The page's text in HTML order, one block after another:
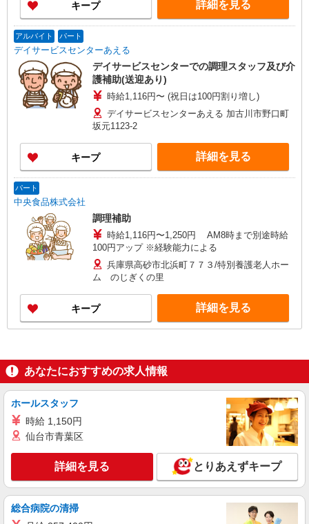
キープ 詳細を見る
アルバイト パート
デイサービスセンターあえる
デイサービスセンターでの調理スタッフ及び介
護補助(送迎あり)
時給1,116円〜 (祝日は100円割り増し)
デイサービスセンターあえる 加古川市野口町
坂元1123-2
キープ 詳細を見る
パート
中央食品株式会社
調理補助
時給1,116円〜1,250円 AM8時まで別途時給
100円アップ ※経験能力による
兵庫県高砂市北浜町７７３/特別養護老人ホー
ム のじぎくの里
キープ 詳細を見る
あなたにおすすめの求人情報
ホールスタッフ
時給 1,150円
仙台市青葉区
詳細を見る とりあえずキープ
総合病院の清掃